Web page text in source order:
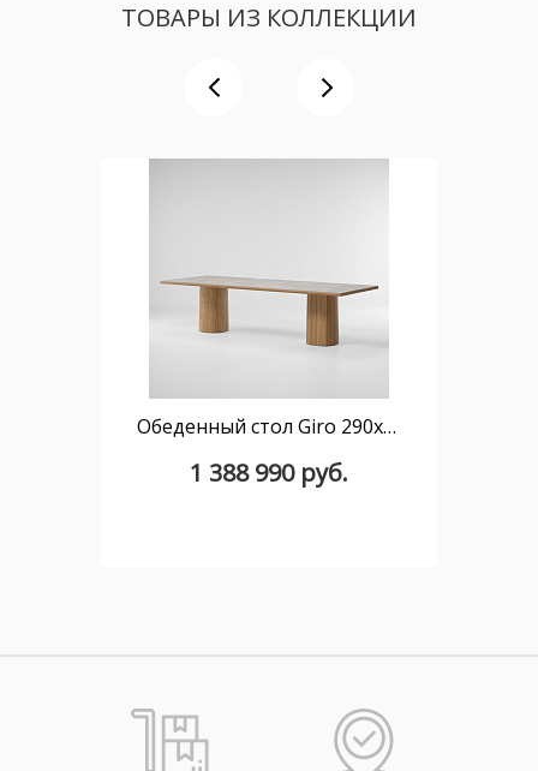
ТОВАРЫ ИЗ КОЛЛЕКЦИИ
Обеденный стол Giro 290x108 KS7401600 керамика
1 388 990 руб.